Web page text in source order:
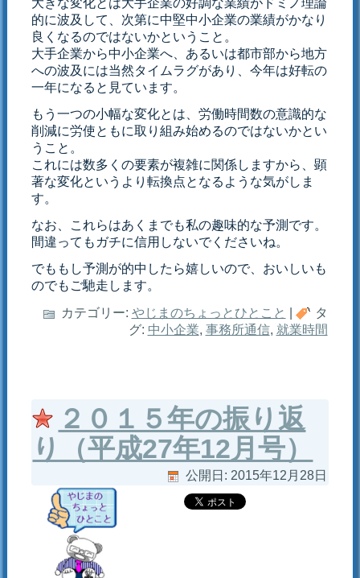
大きな変化とは大手企業の好調な業績がドミノ理論
的に波及して、次第に中堅中小企業の業績がかなり
良くなるのではないかということ。
大手企業から中小企業へ、あるいは都市部から地方
への波及には当然タイムラグがあり、今年は好転の
一年になると見ています。
もう一つの小幅な変化とは、労働時間数の意識的な
削減に労使ともに取り組み始めるのではないかとい
うこと。
これには数多くの要素が複雑に関係しますから、顕
著な変化というより転換点となるような気がしま
す。
なお、これらはあくまでも私の趣味的な予測です。
間違ってもガチに信用しないでくださいね。
でももし予測が的中したら嬉しいので、おいしいも
のでもご馳走します。
カテゴリー: やじまのちょっとひとこと
タ
グ: 中小企業, 事務所通信, 就業時間
２０１５年の振り返
り（平成27年12月号）
公開日: 2015年12月28日